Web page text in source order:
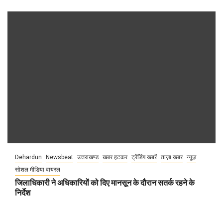
Dehardun Newsbeat उत्तराखण्ड खबर हटकर ट्रेंडिंग खबरें ताज़ा ख़बर न्यूज़
सोशल मीडिया वायरल
जिलाधिकारी ने अधिकारियों को दिए मानसून के दौरान सतर्क रहने के
निर्देश